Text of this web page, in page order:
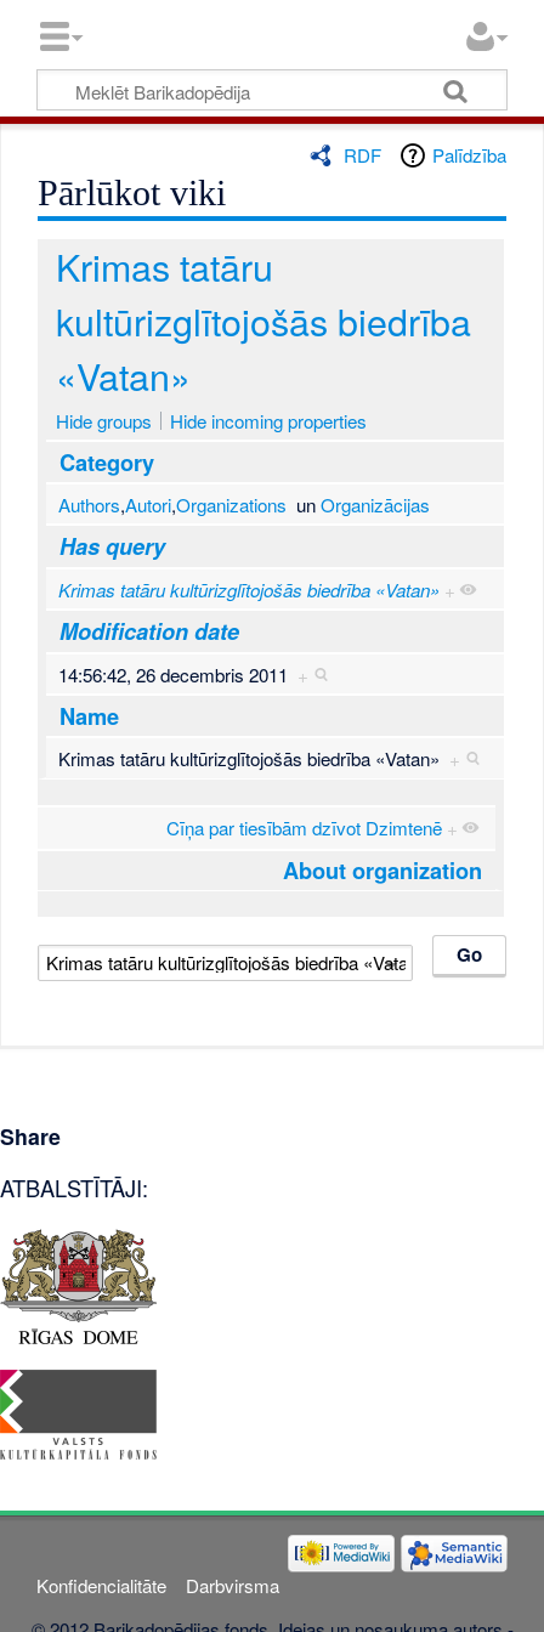
RDF Palīdzība
Pārlūkot viki
Krimas tatāru
kultūrizglītojošās biedrība
«Vatan»
Hide groups Hide incoming properties
Category
Authors,Autori,Organizations unOrganizācijas
Has query
Krimas tatāru kultūrizglītojošās biedrība «Vatan» +
Modification date
14:56:42, 26 decembris 2011 +
Name
Krimas tatāru kultūrizglītojošās biedrība «Vatan» +
Cīņa par tiesībām dzīvot Dzimtenē +
About organization
Share
ATBALSTĪTĀJI:
Konfidencialitāte
Darbvirsma